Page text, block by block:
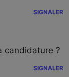
SIGNALER
candidature ?
SIGNALER